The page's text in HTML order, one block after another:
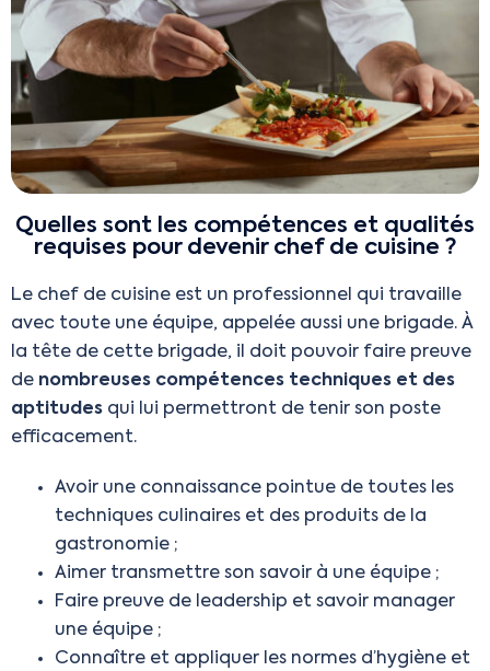
Quelles sont les compétences et qualités
requises pour devenir chef de cuisine ?
Le chef de cuisine est un professionnel qui travaille
avec toute une équipe, appelée aussi une brigade. À
la tête de cette brigade, il doit pouvoir faire preuve
de nombreuses compétences techniques et des
aptitudes qui lui permettront de tenir son poste
efficacement.
Avoir une connaissance pointue de toutes les
techniques culinaires et des produits de la
gastronomie ;
Aimer transmettre son savoir à une équipe ;
Faire preuve de leadership et savoir manager
une équipe ;
Connaître et appliquer les normes d’hygiène et